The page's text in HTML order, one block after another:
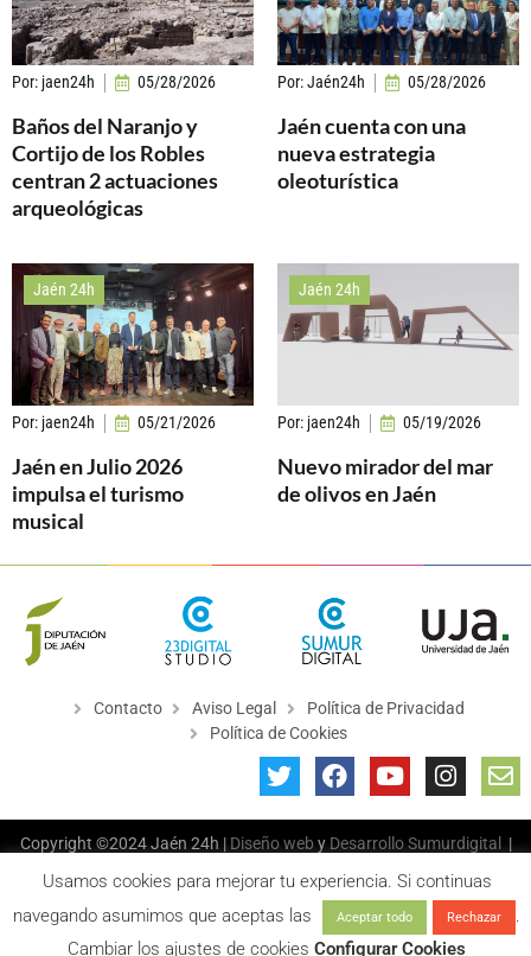
Por: jaen24h 05/28/2026
Baños del Naranjo y
Cortijo de los Robles
centran 2 actuaciones
arqueológicas
Por:Jaén24h 05/28/2026
Jaén cuenta con una
nueva estrategia
oleoturística
Jaén 24h
Por: jaen24h 05/21/2026
Jaén en Julio 2026
impulsa el turismo
musical
Jaén 24h
Por: jaen24h 05/19/2026
Nuevo mirador del mar
de olivos en Jaén
Contacto Aviso Legal
Política de Privacidad
Política de Cookies
Copyright ©2024 Jaén 24h | Diseño web y Desarrollo Sumurdigital
|
Usamos cookies para mejorar tu experiencia. Si continuas
navegando asumimos que aceptas las
Aceptar todo Rechazar
.
Cambiar los ajustes de cookies Configurar Cookies